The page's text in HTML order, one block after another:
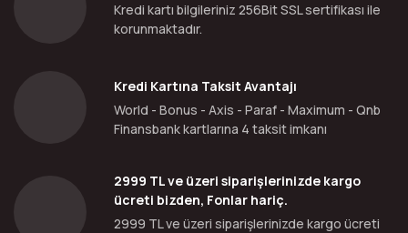
Kredi kartı bilgileriniz 256Bit SSL sertifikası ile
korunmaktadır.
Kredi Kartına Taksit Avantajı
World - Bonus - Axis - Paraf - Maximum - Qnb
Finansbank kartlarına 4 taksit imkanı
2999 TL ve üzeri siparişlerinizde kargo
ücreti bizden, Fonlar hariç.
2999 TL ve üzeri siparişlerinizde kargo ücreti